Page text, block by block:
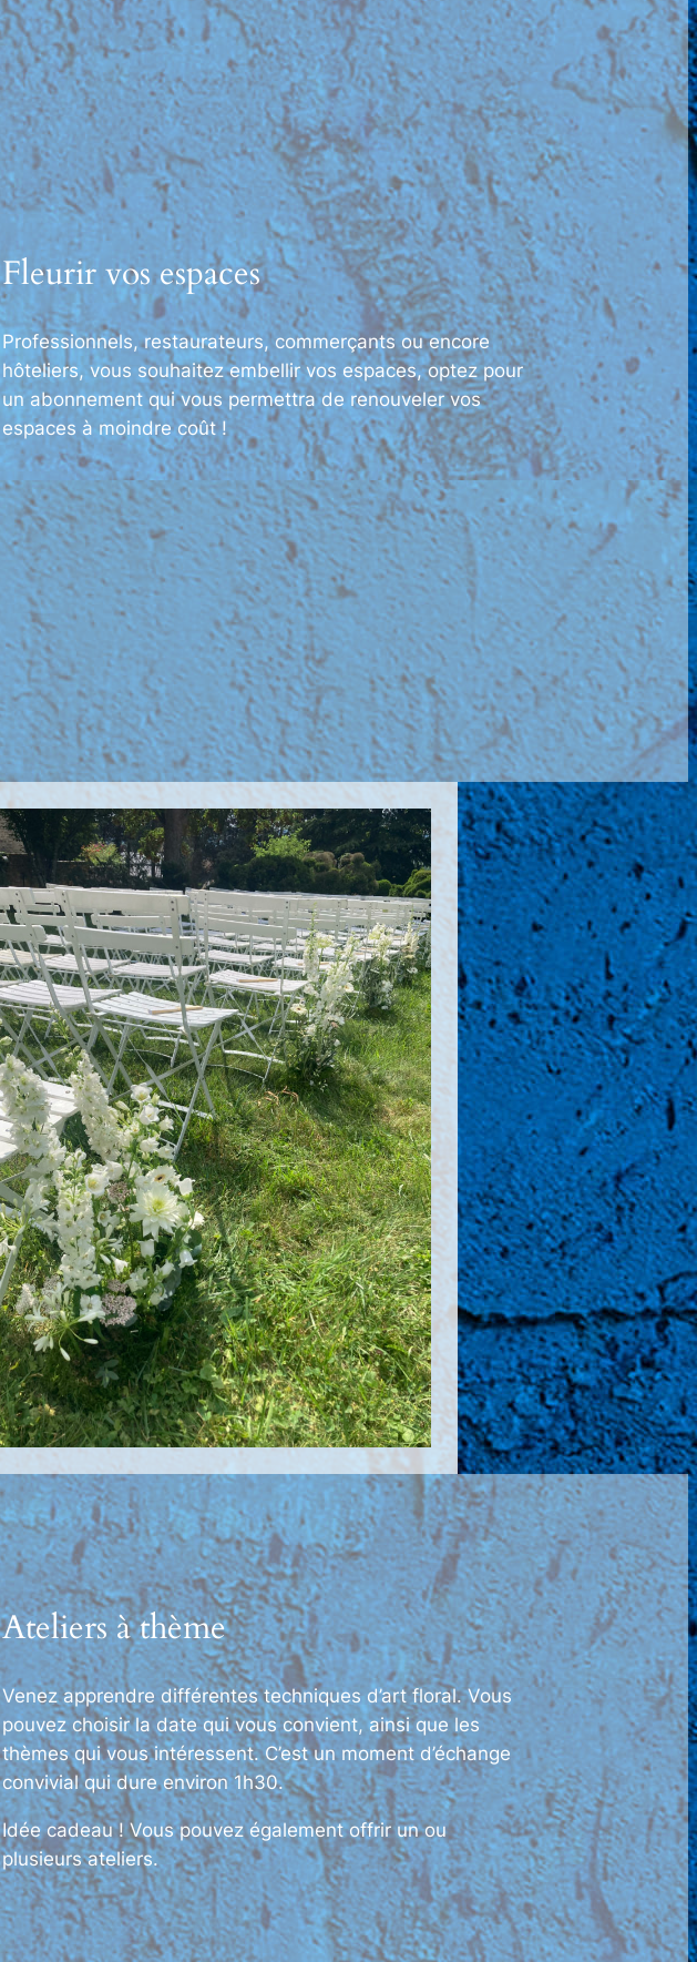
Fleurir vos espaces
Professionnels, restaurateurs, commerçants ou encore
hôteliers, vous souhaitez embellir vos espaces, optez pour
un abonnement qui vous permettra de renouveler vos
espaces à moindre coût !
Ateliers à thème
Venez apprendre différentes techniques d’art floral. Vous
pouvez choisir la date qui vous convient, ainsi que les
thèmes qui vous intéressent. C’est un moment d’échange
convivial qui dure environ 1h30.
Idée cadeau ! Vous pouvez également offrir un ou
plusieurs ateliers.